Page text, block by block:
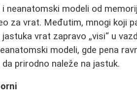
modeli od
za vrat. Međutim, mnogi koji
vrat zapravo „visi“ u
modeli, gde pena
prirodno naleže na jastuk.